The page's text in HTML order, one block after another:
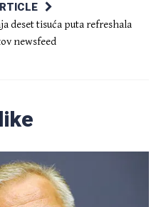
deset tisuća puta refreshala
newsfeed